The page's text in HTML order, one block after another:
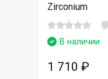
Zirconium
В наличии
1 710 ₽